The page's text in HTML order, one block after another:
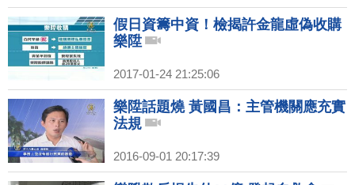
假日資籌中資！檢揭許金龍虛偽收購
樂陞
2017-01-24 21:25:06
樂陞話題燒 黃國昌：主管機關應充實
法規
2016-09-01 20:17:39